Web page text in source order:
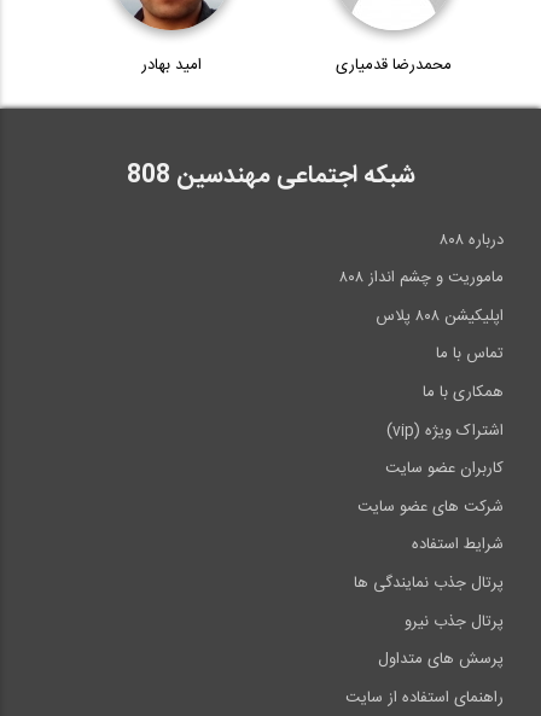
محمدرضا قدمیاری امید بهادر
شبکه اجتماعی مهندسین 808
درباره ۸۰۸
ماموریت و چشم انداز ۸۰۸
اپلیکیشن ۸۰۸ پلاس
تماس با ما
همکاری با ما
اشتراک ویژه (vip)
کاربران عضو سایت
شرکت های عضو سایت
شرایط استفاده
پرتال جذب نمایندگی ها
پرتال جذب نیرو
پرسش های متداول
راهنمای استفاده از سایت